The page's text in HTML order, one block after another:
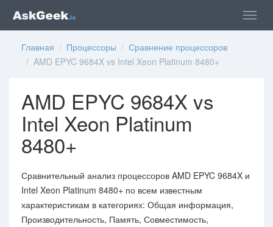
Главная / Процессоры / Сравнение процессоров
/ AMD EPYC 9684X vs Intel Xeon Platinum 8480+
AMD EPYC 9684X vs
Intel Xeon Platinum
8480+
Сравнительный анализ процессоров AMD EPYC 9684X и
Intel Xeon Platinum 8480+ по всем известным
характеристикам в категориях: Общая информация,
Производительность, Память, Совместимость,